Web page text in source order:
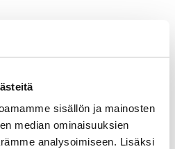
sisällön ja mainosten
median ominaisuuksien
analysoimiseen. Lisäksi
kumpikin tanssija
Niemelä kuvaileekin
polvissa pientä
oikeat linjat kuntoon